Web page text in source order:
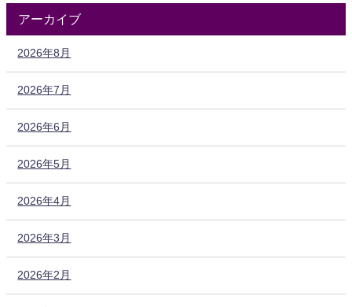
アーカイブ
2026年8月
2026年7月
2026年6月
2026年5月
2026年4月
2026年3月
2026年2月